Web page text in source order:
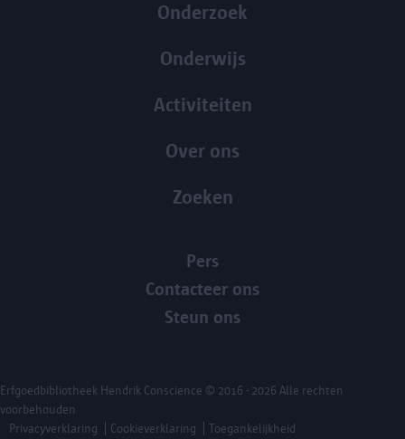
Onderzoek
Onderwijs
Activiteiten
Over ons
Zoeken
Pers
Contacteer ons
Steun ons
Erfgoedbibliotheek Hendrik Conscience © 2016 - 2026 Alle rechten
voorbehouden
Privacyverklaring
Cookieverklaring Toegankelijkheid